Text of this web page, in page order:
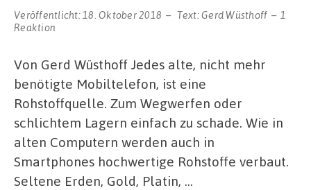
Veröffentlicht: 18. Oktober 2018 Text:Gerd Wüsthoff
1
Reaktion
Von Gerd Wüsthoff Jedes alte, nicht mehr
benötigte Mobiltelefon, ist eine
Rohstoffquelle. Zum Wegwerfen oder
schlichtem Lagern einfach zu schade. Wie in
alten Computern werden auch in
Smartphones hochwertige Rohstoffe verbaut.
Seltene Erden, Gold, Platin, …